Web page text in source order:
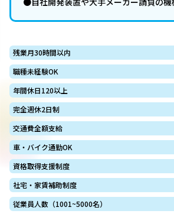
残業月30時間以内
職種未経験OK
年間休日120以上
完全週休2日制
交通費全額支給
車・バイク通勤OK
資格取得支援制度
社宅・家賃補助制度
従業員人数（1001~5000名）